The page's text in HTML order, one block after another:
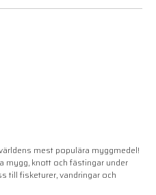
mest populära myggmedel!
mygg, knott och fästingar under
till fisketurer, vandringar och